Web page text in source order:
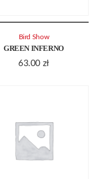
GREEN INFERNO
63.00 zł
Bird Show